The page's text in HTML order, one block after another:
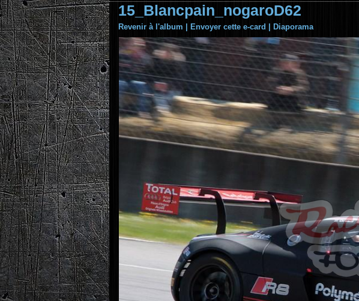
15_Blancpain_nogaroD62
Revenir à l'album Envoyer cette e-card Diaporama